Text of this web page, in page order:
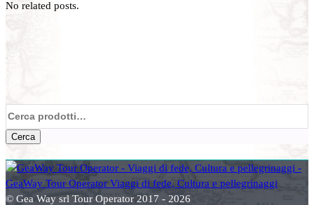
No related posts.
Cerca:
Cerca
© Gea Way srl Tour Operator 2017 - 2026